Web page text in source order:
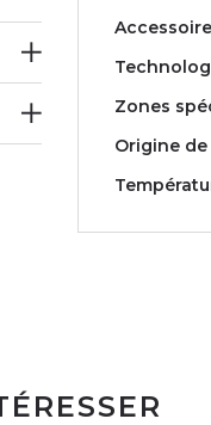
Zones
Origine